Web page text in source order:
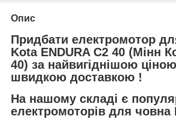
Опис
Придбати електромотор
Kota ENDURA C2 40 (Мінн
40) за найвигіднішою ціною
швидкою доставкою !
На нашому складі є
електромоторів для човна